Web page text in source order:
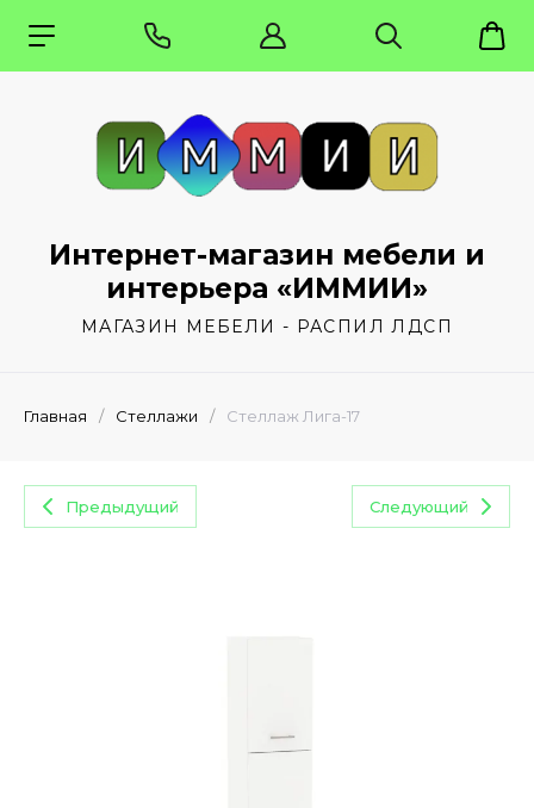
Интернет-магазин мебели и
интерьера «ИММИИ»
МАГАЗИН МЕБЕЛИ - РАСПИЛ ЛДСП
Главная / Стеллажи / Стеллаж Лига-17
Предыдущий Следующий